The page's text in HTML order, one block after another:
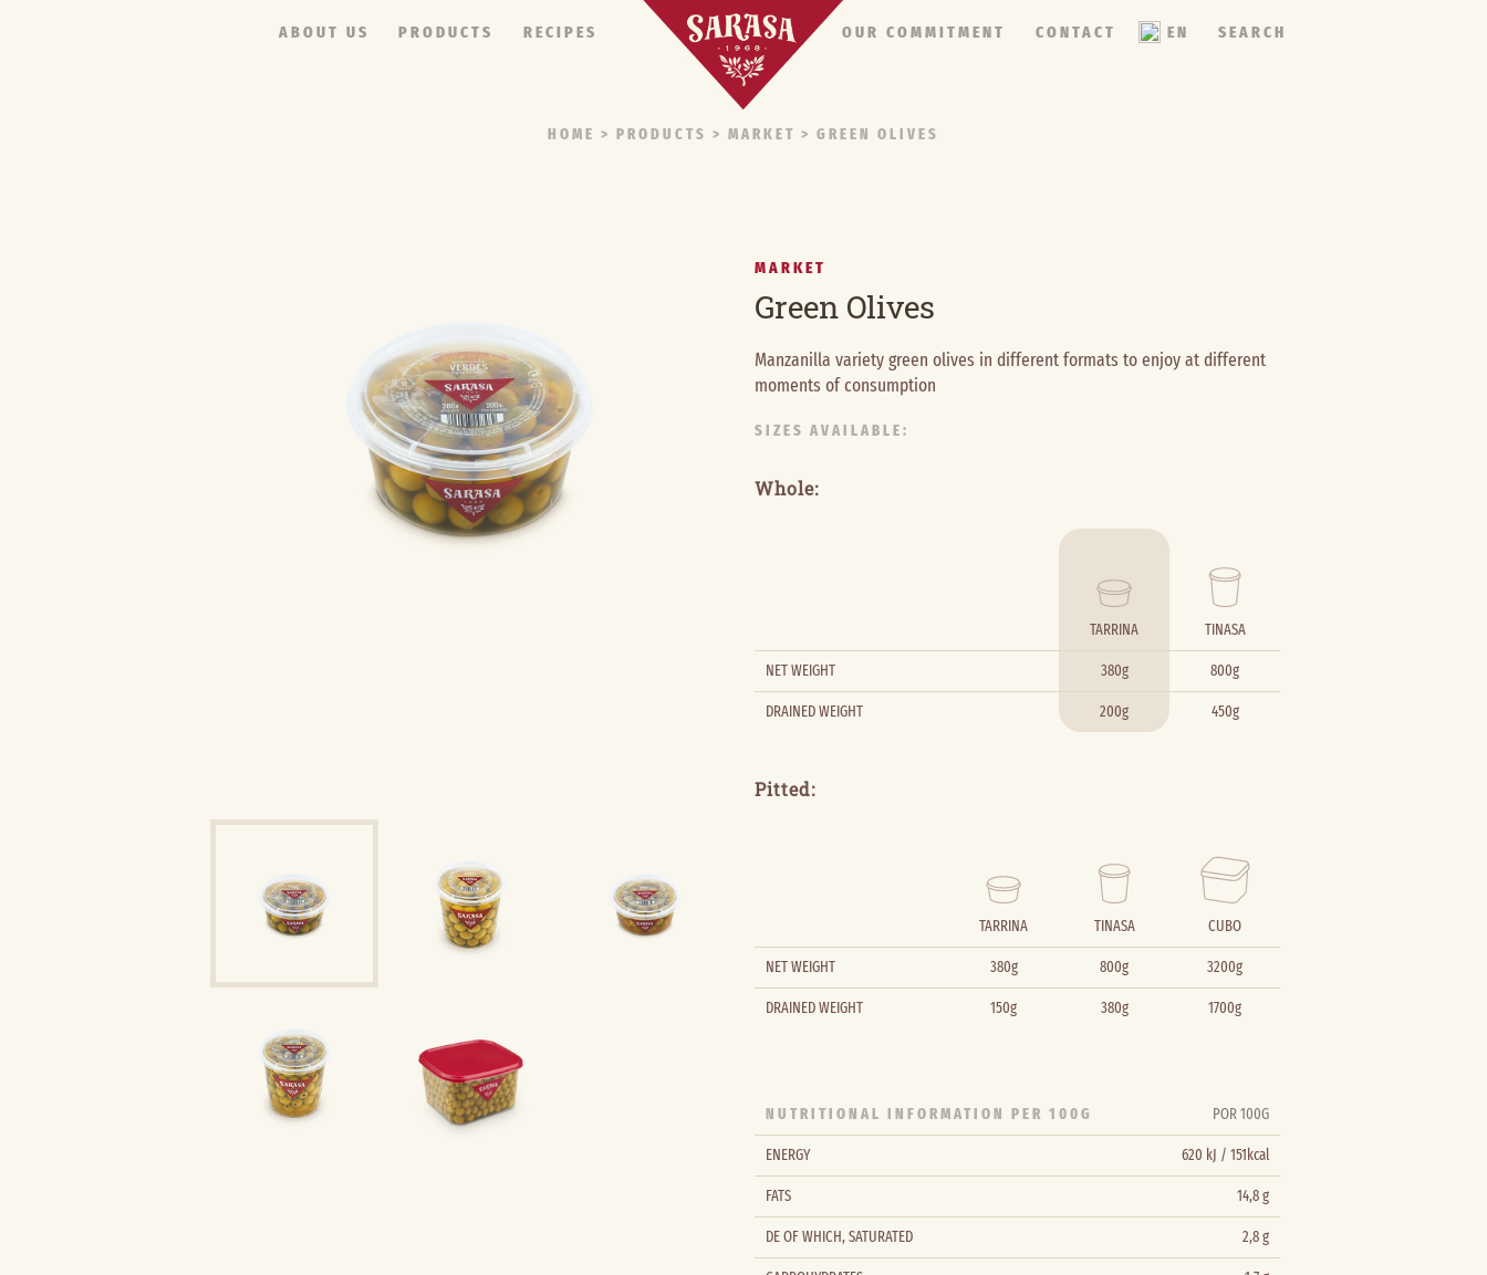
ABOUT US PRODUCTS RECIPES OUR COMMITMENT CONTACT EN SEARCH
HOME > PRODUCTS > MARKET > GREEN OLIVES
MARKET
Green Olives
Manzanilla variety green olives in different formats to enjoy at different
moments of consumption
SIZES AVAILABLE:
Whole:
TARRINA TINASA
NET WEIGHT 380g 800g
DRAINED WEIGHT 200g 450g
Pitted:
TARRINA TINASA CUBO
NET WEIGHT 380g 800g 3200g
DRAINED WEIGHT 150g 380g 1700g
NUTRITIONAL INFORMATION PER 100G POR 100G
ENERGY 620 kJ / 151kcal
FATS 14,8 g
DE OF WHICH, SATURATED 2,8 g